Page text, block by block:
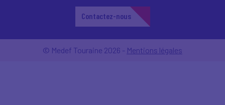
Contactez-nous
© Medef Touraine 2026 - Mentions légales